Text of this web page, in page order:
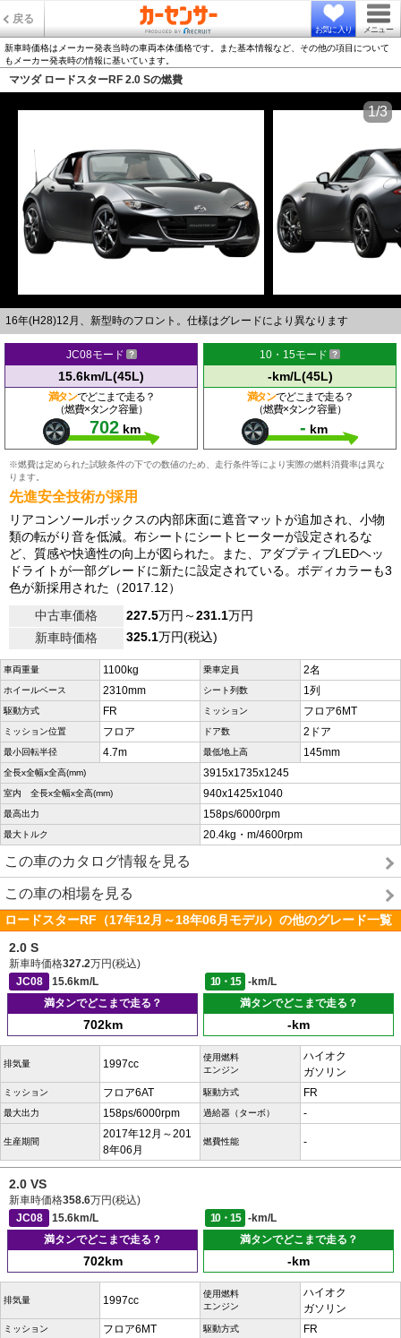
戻る
お気に入り メニュー
新車時価格はメーカー発表当時の車両本体価格です。また基本情報など、その他の項目について
もメーカー発表時の情報に基いています。
マツダ ロードスターRF 2.0 Sの燃費
16年(H28)12月、新型時のフロント。仕様はグレードにより異なります
1/3
JC08モード
15.6km/L(45L)
満タンでどこまで走る？
（燃費×タンク容量）
702 km
10・15モード
-km/L(45L)
満タンでどこまで走る？
（燃費×タンク容量）
- km
※燃費は定められた試験条件の下での数値のため、走行条件等により実際の燃料消費率は異な
ります。
先進安全技術が採用
リアコンソールボックスの内部床面に遮音マットが追加され、小物
類の転がり音を低減。布シートにシートヒーターが設定されるな
ど、質感や快適性の向上が図られた。また、アダプティブLEDヘッ
ドライトが一部グレードに新たに設定されている。ボディカラーも3
色が新採用された（2017.12）
中古車価格
227.5万円～231.1万円
新車時価格
325.1万円(税込)
車両重量 1100kg 乗車定員 2名
ホイールベース 2310mm シート列数 1列
駆動方式 FR ミッション フロア6MT
ミッション位置 フロア ドア数 2ドア
最小回転半径 4.7m 最低地上高 145mm
全長x全幅x全高(mm) 3915x1735x1245
室内 全長x全幅x全高(mm) 940x1425x1040
最高出力 158ps/6000rpm
最大トルク 20.4kg・m/4600rpm
この車のカタログ情報を見る
この車の相場を見る
ロードスターRF（17年12月～18年06月モデル）の他のグレード一覧
2.0 S
新車時価格327.2万円(税込)
JC08
15.6km/L 10・15
-km/L
満タンでどこまで走る？
702km
満タンでどこまで走る？
-km
排気量 1997cc
使用燃料
エンジン
ハイオク
ガソリン
ミッション フロア6AT 駆動方式 FR
最大出力 158ps/6000rpm 過給器（ターボ） -
生産期間
2017年12月～201
8年06月
燃費性能 -
2.0 VS
新車時価格358.6万円(税込)
JC08
15.6km/L 10・15
-km/L
満タンでどこまで走る？
702km
満タンでどこまで走る？
-km
排気量 1997cc
使用燃料
エンジン
ハイオク
ガソリン
ミッション フロア6MT 駆動方式 FR